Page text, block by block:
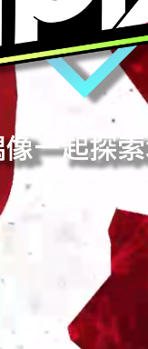
音樂創作
活動資訊
漫畫試閱
授權
回 TP12首頁